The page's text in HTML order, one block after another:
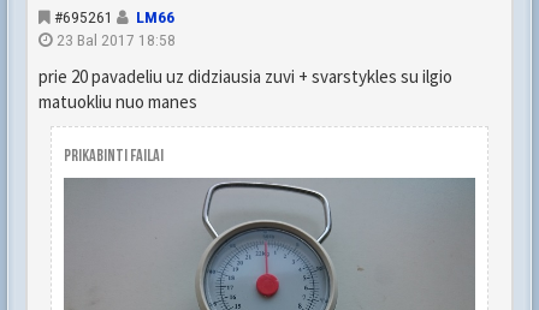
#695261
LM66
23 Bal 2017 18:58
prie 20 pavadeliu uz didziausia zuvi + svarstykles su ilgio
matuokliu nuo manes
Prikabinti failai